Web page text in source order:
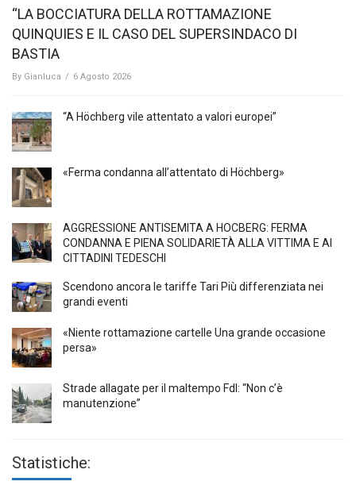
“LA BOCCIATURA DELLA ROTTAMAZIONE
QUINQUIES E IL CASO DEL SUPERSINDACO DI
BASTIA
By Gianluca / 6 Agosto 2026
“A Höchberg vile attentato a valori europei”
«Ferma condanna all’attentato di Höchberg»
AGGRESSIONE ANTISEMITA A HÖCBERG: FERMA
CONDANNA E PIENA SOLIDARIETÀ ALLA VITTIMA E AI
CITTADINI TEDESCHI
Scendono ancora le tariffe Tari Più differenziata nei
grandi eventi
«Niente rottamazione cartelle Una grande occasione
persa»
Strade allagate per il maltempo FdI: “Non c’è
manutenzione”
Statistiche: